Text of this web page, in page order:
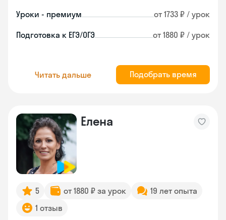
Уроки - премиум от 1733 ₽ / урок
Подготовка к ЕГЭ/ОГЭ от 1880 ₽ / урок
Читать дальше Подобрать время
Елена
5 от 1880 ₽ за урок
19 лет опыта
1 отзыв